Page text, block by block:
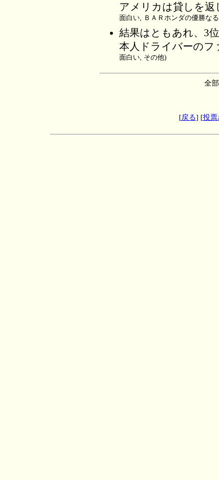
アメリカは貸しを
面白い, ＢＡＲホンダの優勝な
結果はともあれ、3
本人ドライバーの
面白い, その他)
全
[戻る] [投票